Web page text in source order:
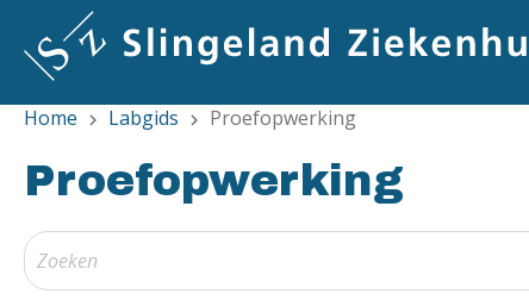
Home chevron_right Labgids chevron_right Proefopwerking
Proefopwerking